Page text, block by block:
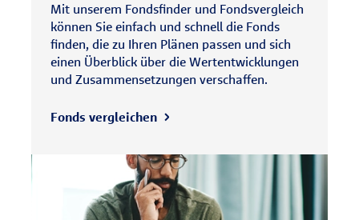
Mit unserem Fondsfinder und Fondsvergleich
können Sie einfach und schnell die Fonds
finden, die zu Ihren Plänen passen und sich
einen Überblick über die Wertentwicklungen
und Zusammensetzungen verschaffen.
Fonds vergleichen